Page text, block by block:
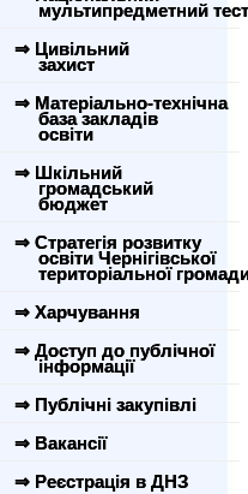
мультипредметний тест
⇒ Цивільний
захист
⇒ Матеріально-технічна
база закладів
освіти
⇒ Шкільний
громадський
бюджет
⇒ Стратегія розвитку
освіти Чернігівської
територіальної
⇒ Харчування
⇒ Доступ до публічної
інформації
⇒ Публічні закупівлі
⇒ Вакансії
⇒ Реєстрація в ДНЗ